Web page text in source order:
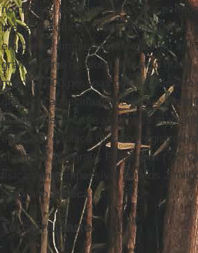
no número de locais com calor
breve. Os cinco verões mais quentes
em breve, simplesmente estar ao ar
grande parte do globo. A quatro
matou 2.000 pessoas por dia. Mesmo
graus de aquecimento, cidades como
inabitáveis. A crise será mais
em 2015, o índice de calor registrou
chegou a 163 graus Fahrenheit (72º
fisicamente impossível para os 2
cada ano a
Meca.
Terceira parte